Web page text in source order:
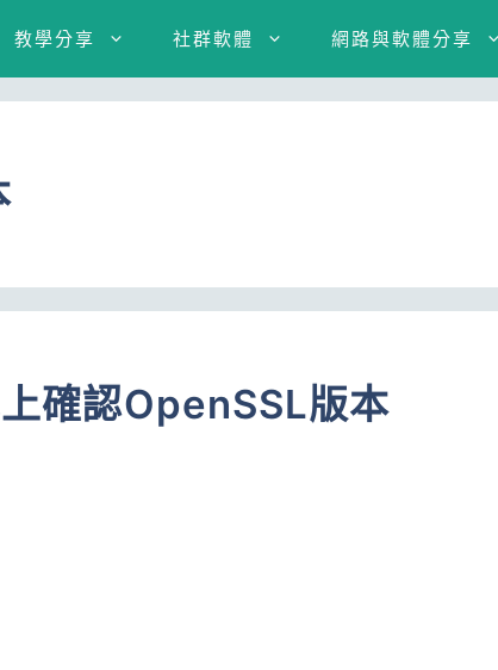
教學分享 社群軟體 網路與軟體分享
確認OpenSSL版本